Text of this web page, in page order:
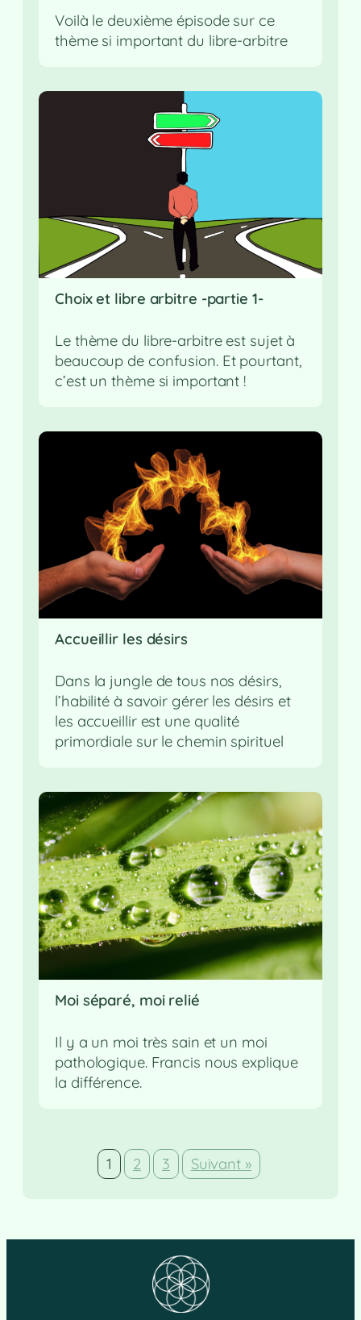
Voilà le deuxième épisode sur ce
thème si important du libre-arbitre
Choix et libre arbitre -partie 1-
Le thème du libre-arbitre est sujet à
beaucoup de confusion. Et pourtant,
c’est un thème si important !
Accueillir les désirs
Dans la jungle de tous nos désirs,
l’habilité à savoir gérer les désirs et
les accueillir est une qualité
primordiale sur le chemin spirituel
Moi séparé, moi relié
Il y a un moi très sain et un moi
pathologique. Francis nous explique
la différence.
1 2 3 Suivant »